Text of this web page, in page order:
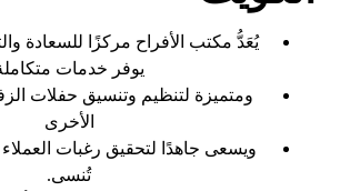
يُعَدُّ مكتب الأفراح مركزًا للسعادة
يوفر خدمات
ومتميزة لتنظيم وتنسيق حفلات
الأخرى
ويسعى جاهدًا لتحقيق رغبات
تُنسى.